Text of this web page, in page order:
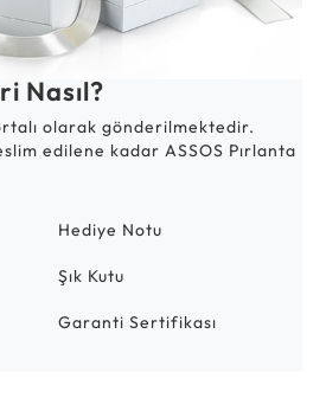
Nasıl?
olarak gönderilmektedir.
edilene kadar ASSOS Pırlanta
Hediye Notu
Şık Kutu
Garanti Sertifikası